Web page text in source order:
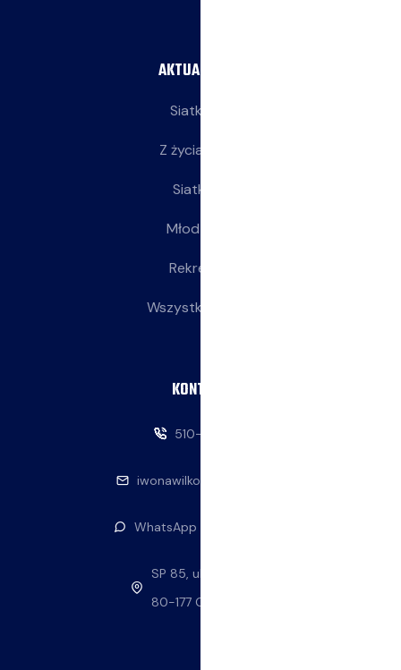
AKTUALNOŚCI
Siatkarze
Z życia klubu
Siatkarki
Młodziczki
Rekreacja
Wszystkie wpisy
KONTAKT
510-146-069
iwonawilkowska@interia.pl
WhatsApp — napisz do nas
SP 85, ul. Stolema 59
80-177 Gdańsk